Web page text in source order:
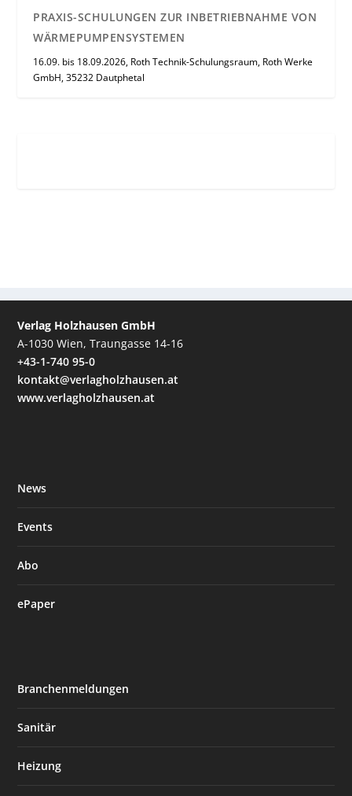
PRAXIS-SCHULUNGEN ZUR INBETRIEBNAHME VON
WÄRMEPUMPENSYSTEMEN
16.09. bis 18.09.2026, Roth Technik-Schulungsraum, Roth Werke
GmbH, 35232 Dautphetal
Verlag Holzhausen GmbH
A-1030 Wien, Traungasse 14-16
+43-1-740 95-0
kontakt@verlagholzhausen.at
www.verlagholzhausen.at
News
Events
Abo
ePaper
Branchenmeldungen
Sanitär
Heizung